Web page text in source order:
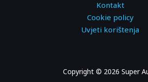
Kontakt
Cookie policy
Uvjeti korištenja
Copyright © 2026 Super